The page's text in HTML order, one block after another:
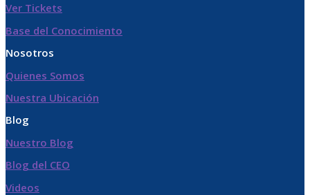
Ver Tickets
Base del Conocimiento
Nosotros
Quienes Somos
Nuestra Ubicación
Blog
Nuestro Blog
Blog del CEO
Videos